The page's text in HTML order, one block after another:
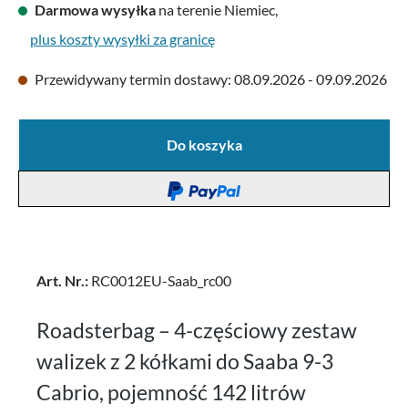
Darmowa wysyłka na terenie Niemiec,
plus koszty wysyłki za granicę
Przewidywany termin dostawy: 08.09.2026 - 09.09.2026
Do koszyka
Art. Nr.: RC0012EU-Saab_rc00
Roadsterbag – 4-częściowy zestaw
walizek z 2 kółkami do Saaba 9-3
Cabrio, pojemność 142 litrów